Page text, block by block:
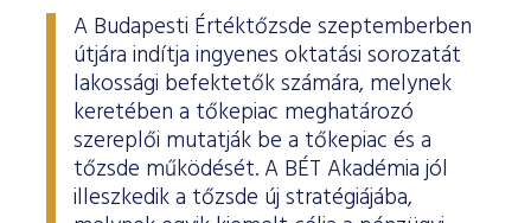
A Budapesti Értéktőzsde szeptemberben
útjára indítja ingyenes oktatási sorozatát
lakossági befektetők számára, melynek
keretében a tőkepiac meghatározó
szereplői mutatják be a tőkepiac és a
tőzsde működését. A BÉT Akadémia jól
illeszkedik a tőzsde új stratégiájába,